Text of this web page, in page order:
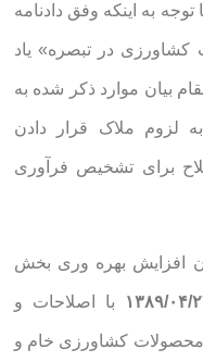
و با توجه به اینکه وفق دادنامه
در تبصره» یاد
بیان موارد ذکر شده به
لزوم ملاک قرار دادن
برای تشخیص فرآوری
(۱) ماده (۶) قانون افزایش بهره وری بخش
۰۴/۲۳ با اصلاحات و
کشاورزی خام و